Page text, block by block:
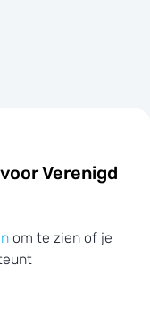
Verenigd
om te zien of je